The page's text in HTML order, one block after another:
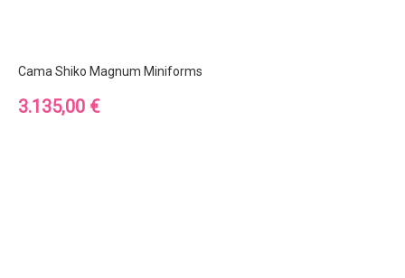
Cama Shiko Magnum Miniforms
Precio
3.135,00 €